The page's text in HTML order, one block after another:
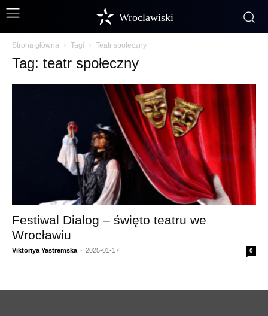
Wroclawiski
Strona główna Tagi Teatr społeczny
Tag: teatr społeczny
Festiwal Dialog – święto teatru we
Wrocławiu
Viktoriya Yastremska - 2025-01-17 0